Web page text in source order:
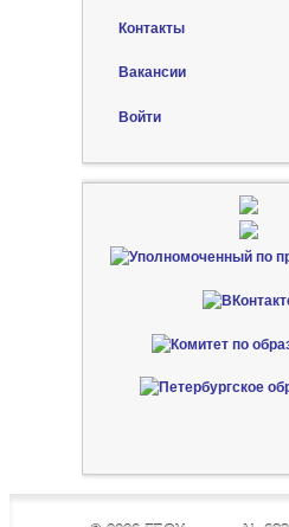
Контакты
Вакансии
Войти